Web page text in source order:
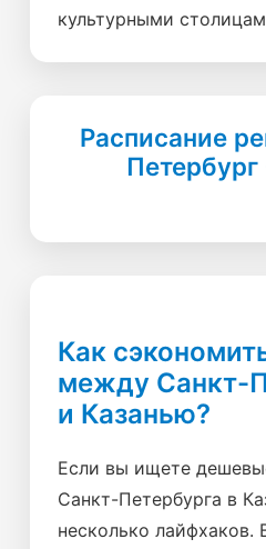
культурными
Расписание
Как
между Санкт-
и Казанью?
Если вы ищете
Санкт-Петербурга в
несколько лайфхаков.